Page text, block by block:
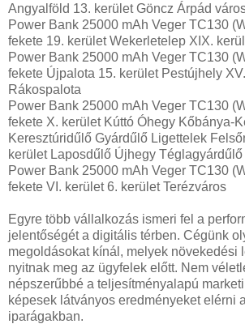
Angyalföld 13. kerület Göncz Árpád
Power Bank 25000 mAh Veger TC130
fekete 19. kerület Wekerletelep XIX.
Power Bank 25000 mAh Veger TC130
fekete Újpalota 15. kerület Pestújhely
Rákospalota
Power Bank 25000 mAh Veger TC130
fekete X. kerület Kúttó Óhegy Kőbánya-
Keresztúridűlő Gyárdűlő Ligettelek
kerület Laposdűlő Újhegy Téglagyárdűlő
Power Bank 25000 mAh Veger TC130
fekete VI. kerület 6. kerület Terézváros
Egyre több vállalkozás ismeri fel a
jelentőségét a digitális térben. Cégünk
megoldásokat kínál, melyek növekedési
nyitnak meg az ügyfelek előtt. Nem
népszerűbbé a teljesítményalapú
képesek látványos eredményeket elérni
iparágakban.